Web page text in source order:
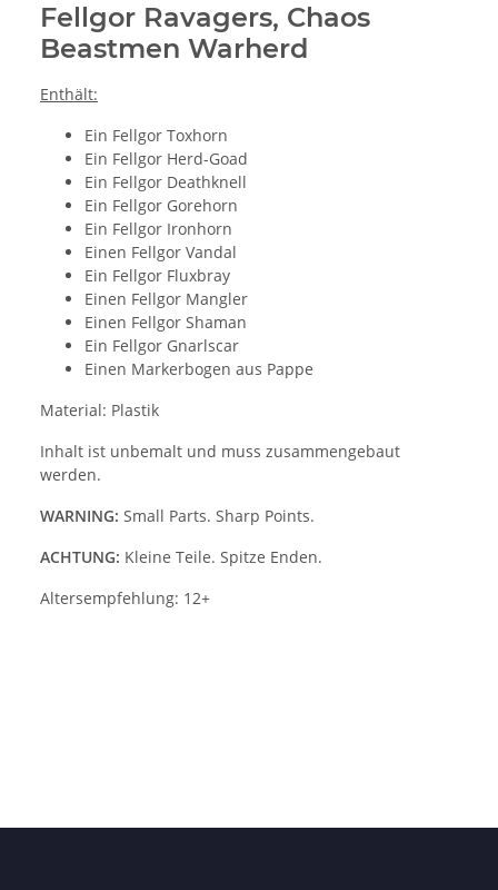
Fellgor Ravagers, Chaos
Beastmen Warherd
Enthält:
Ein Fellgor Toxhorn
Ein Fellgor Herd-Goad
Ein Fellgor Deathknell
Ein Fellgor Gorehorn
Ein Fellgor Ironhorn
Einen Fellgor Vandal
Ein Fellgor Fluxbray
Einen Fellgor Mangler
Einen Fellgor Shaman
Ein Fellgor Gnarlscar
Einen Markerbogen aus Pappe
Material: Plastik
Inhalt ist unbemalt und muss zusammengebaut
werden.
WARNING: Small Parts. Sharp Points.
ACHTUNG: Kleine Teile. Spitze Enden.
Altersempfehlung: 12+